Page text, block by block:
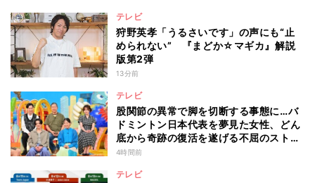
テレビ
狩野英孝「うるさいです」の声にも“止
められない” 『まどか☆マギカ』解説
版第2弾
13分前
テレビ
股関節の異常で脚を切断する事態に…バ
ドミントン日本代表を夢見た女性、どん
底から奇跡の復活を遂げる不屈のストー
リー『仰天』が再現
4時間前
テレビ